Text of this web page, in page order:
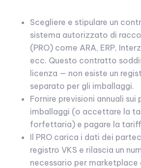
Scegliere e stipulare un
sistema autorizzato di
(PRO) come ARA, ERP,
ecc. Questo contratto
licenza — non esiste un
separato per gli imballaggi.
Fornire previsioni annuali sui
imballaggi (o accettare la
forfettaria) e pagare la
Il PRO carica i dati dei
registro VKS e rilascia un
necessario per marketplace